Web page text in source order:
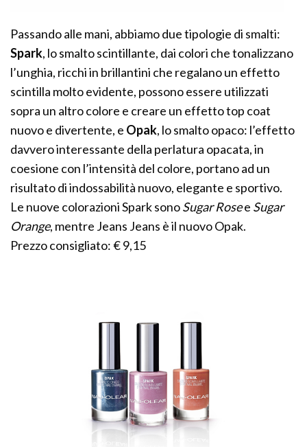
Passando alle mani, abbiamo due tipologie di smalti:
Spark, lo smalto scintillante, dai colori che tonalizzano
l’unghia, ricchi in brillantini che regalano un effetto
scintilla molto evidente, possono essere utilizzati
sopra un altro colore e creare un effetto top coat
nuovo e divertente, e Opak, lo smalto opaco: l’effetto
davvero interessante della perlatura opacata, in
coesione con l’intensità del colore, portano ad un
risultato di indossabilità nuovo, elegante e sportivo.
Le nuove colorazioni Spark sonoSugar Rosee Sugar
Orange, mentre Jeans Jeans è il nuovo Opak.
Prezzo consigliato: € 9,15